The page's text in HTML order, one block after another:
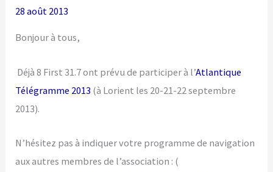
28 août 2013
Bonjour à tous,
Déjà 8 First 31.7 ont prévu de participer à l’Atlantique
Télégramme 2013 (à Lorient les 20-21-22 septembre
2013).
N’hésitez pas à indiquer votre programme de navigation
aux autres membres de l’association : (